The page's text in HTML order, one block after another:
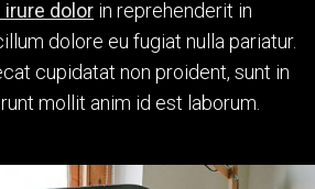
irure dolor in reprehenderit in
dolore eu fugiat nulla pariatur.
cupidatat non proident, sunt in
mollit anim id est laborum.